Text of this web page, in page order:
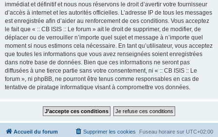
immédiat et définitif et nous nous réservons le droit d’avertir votre fournisseur
d’accès à internet et les autorités officielles. L’adresse IP de tous les messages
est enregistrée afin d’aider au renforcement de ces conditions. Vous acceptez
le fait que « :: CB ISIS :: Le forum » ait le droit de supprimer, de modifier, de
déplacer ou de verrouiller n’importe quel sujet et message à n’importe quel
moment si nous estimons cela nécessaire. En tant qu’utilisateur, vous acceptez
que toutes les informations que vous avez renseignées soient enregistrées
dans notre base de données. Bien que ces informations ne seront pas
diffusées à une tierce partie sans votre consentement, ni « :: CB ISIS :: Le
forum », ni phpBB, ne pourront être tenus comme responsables en cas de
tentative de piratage informatique visant à compromettre vos données.
Accueil du forum Fuseau horaire sur UTC+02:00
Supprimer les cookies